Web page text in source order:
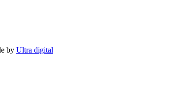
by Ultra digital